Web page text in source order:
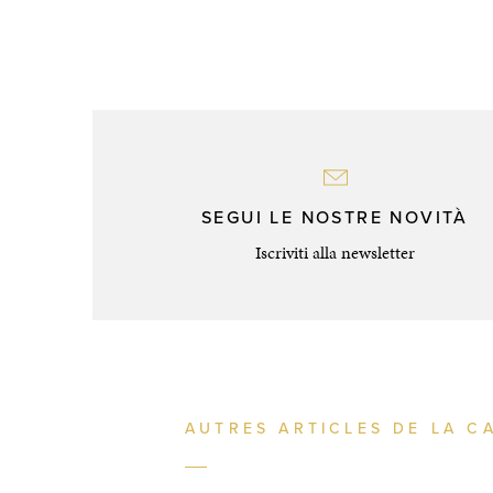
SEGUI LE NOSTRE NOVITÀ
Iscriviti alla newsletter
AUTRES ARTICLES DE LA